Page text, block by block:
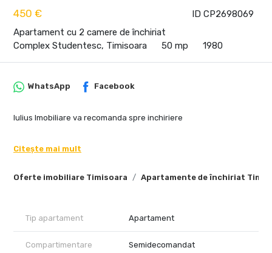
ID CP2698069
450 €
Apartament cu 2 camere de închiriat
Complex Studentesc, Timisoara
50 mp 1980
Oferte imobiliare Timisoara Apartamente de închiriat
WhatsApp Facebook
Iulius Imobiliare va recomanda spre inchiriere
Citește mai mult
Tip apartament Apartament
Compartimentare Semidecomandat